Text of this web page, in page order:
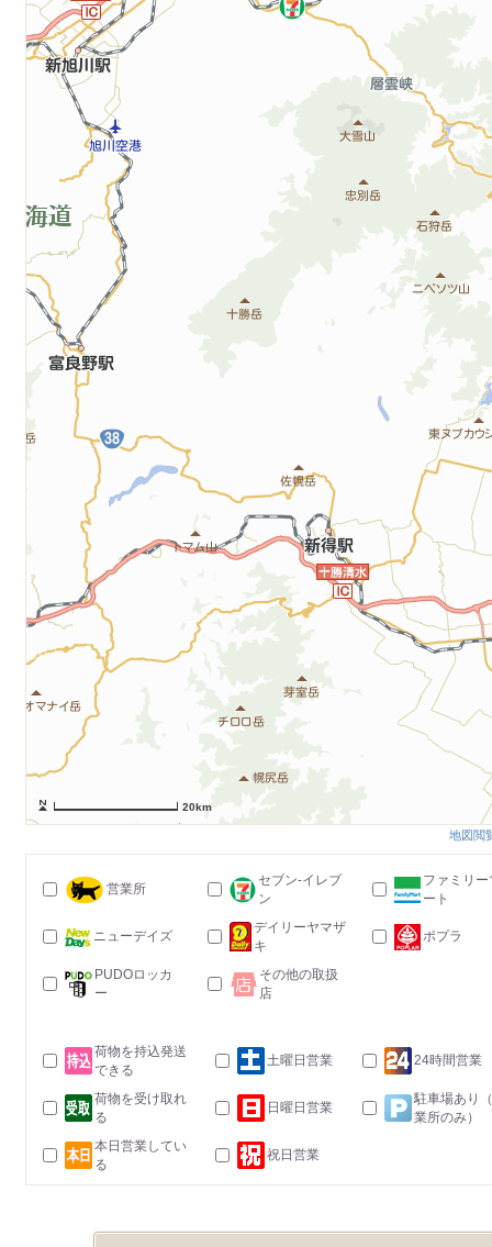
20km
地図閲
営業所
セブン-イレブ
ン
ファミリー
ート
ニューデイズ
デイリーヤマザ
キ
ポプラ
PUDOロッカ
ー
その他の取扱
店
荷物を持込発送
できる
土曜日営業 24時間営業
荷物を受け取れ
る
日曜日営業
駐車場あり
業所のみ）
本日営業してい
る
祝日営業